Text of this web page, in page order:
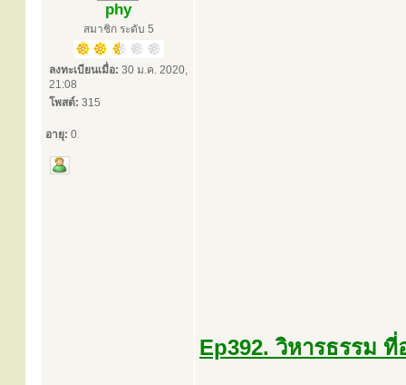
phy
สมาชิก ระดับ 5
ลงทะเบียนเมื่อ: 30 ม.ค. 2020,
21:08
โพสต์: 315
อายุ: 0
Ep392. วิหารธรรม